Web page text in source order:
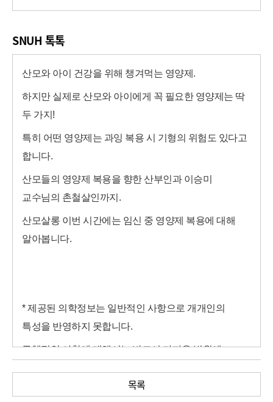
SNUH 톡톡
산모와 아이 건강을 위해 챙겨먹는 영양제.
하지만 실제로 산모와 아이에게 꼭 필요한 영양제는 딱
두 가지!
특히 어떤 영양제는 과잉 복용 시 기형의 위험도 있다고
합니다.
산모들의 영양제 복용을 향한 산부인과 이승미
교수님의 촌철살인까지.
산모살롱 이번 시간에는 임신 중 영양제 복용에 대해
알아봅니다.
* 제공된 의학정보는 일반적인 사항으로 개개인의
특성을 반영하지 못합니다.
구체적인 사항에 대해서는 반드시 가까운 병원에
목록